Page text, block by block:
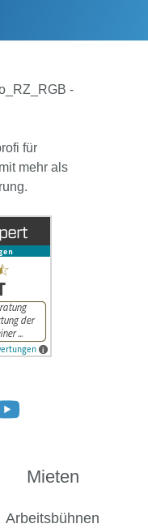
für
mehr als
Mieten
Arbeitsbühnen